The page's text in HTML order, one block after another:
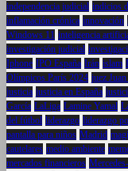
independencia judicial indicios
inflamación crónica innovación
Windows 11 inteligencia
investigación judicial
Iphone IPO España Irán islam
Olímpicos París 2024 juez
justicia justicia en España
García LaLiga Lamine Yamal
del fútbol liderazgo liderazgo
pantalla para niños Madrid
cautelares medio ambiente
mercados financieros